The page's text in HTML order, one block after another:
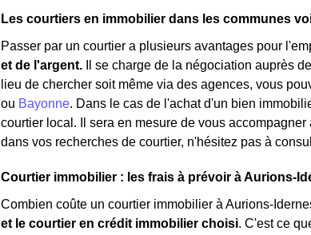
Les courtiers en immobilier dans les communes
Passer par un courtier a plusieurs avantages pour
et de l'argent.
Il se charge de la négociation auprès
lieu de chercher soit même via des agences, vous
ou Bayonne. Dans le cas de l'achat d'un bien
courtier local. Il sera en mesure de vous
dans vos recherches de courtier, n'hésitez pas à
Courtier immobilier : les frais à prévoir à Aurions-
Combien coûte un courtier immobilier à Aurions-
et le courtier en crédit immobilier choisi. C'est ce